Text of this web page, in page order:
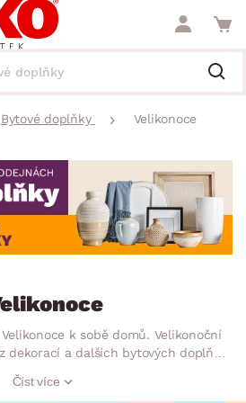
Bytové doplňky Velikonoce
k sobě domů. Velikonoční
dekorací a dalších bytových doplňků,
nebo doplňky do kuchyně, s těmito
Číst více